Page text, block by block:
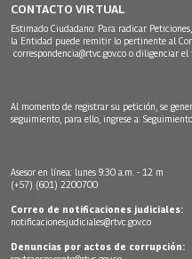
CONTACTO VIRTUAL
Estimado Ciudadano: Para radicar
la Entidad puede remitir lo pertinente al
correspondencia@rtvc.gov.co o diligenciar el
Al momento de registrar su petición, se
seguimiento, para ello, ingrese a:
Asesor en línea: lunes 9:30 a.m. - 12 m
(+57) (601) 2200700
Correo de notificaciones judiciales:
notificacionesjudiciales@rtvc.gov.co
Denuncias por actos de corrupción: